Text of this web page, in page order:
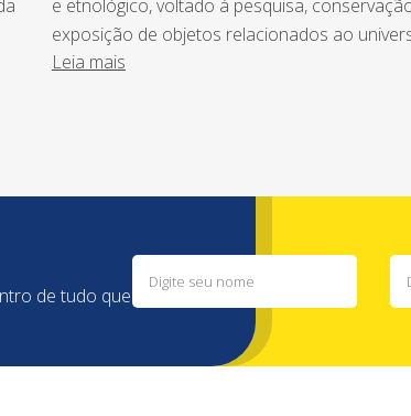
e etnológico, voltado à pesquisa,
exposição de objetos relacionados ao
Leia mais
de tudo que